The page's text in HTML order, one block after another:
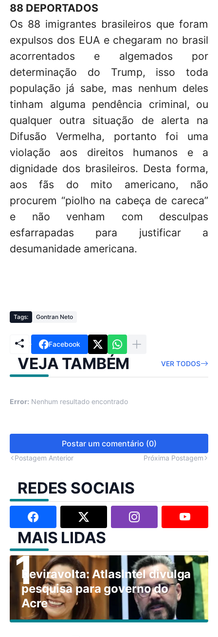
88 DEPORTADOS
Os 88 imigrantes brasileiros que foram
expulsos dos EUA e chegaram no brasil
acorrentados e algemados por
determinação do Trump, isso toda
população já sabe, mas nenhum deles
tinham alguma pendência criminal, ou
qualquer outra situação de alerta na
Difusão Vermelha, portanto foi uma
violação aos direitos humanos e a
dignidade dos brasileiros. Desta forma,
aos fãs do mito americano, não
procurem “piolho na cabeça de careca”
e não venham com desculpas
esfarrapadas para justificar a
desumanidade americana.
Tags: Gontran Neto
Facebook
VEJA TAMBÉM VER TODOS
Error: Nenhum resultado encontrado
Postar um comentário (0)
Postagem Anterior Próxima Postagem
REDES SOCIAIS
MAIS LIDAS
Reviravolta: AtlasIntel divulga
pesquisa para governo do
Acre